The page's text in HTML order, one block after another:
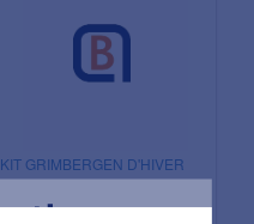
KIT GRIMBERGEN D'HIVER
0,00 € HT